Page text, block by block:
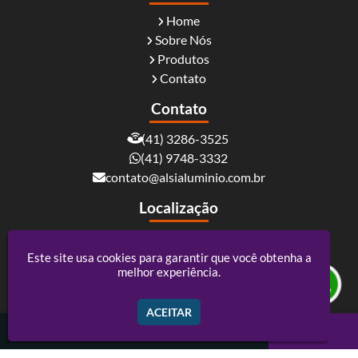
Home
Sobre Nós
Produtos
Contato
Contato
(41) 3286-3525
(41) 9748-3332
contato@alsialuminio.com.br
Localização
Curitiba / PR - CEP: 81730-060
Este site usa cookies para garantir que você obtenha a
melhor experiência.
ACEITAR